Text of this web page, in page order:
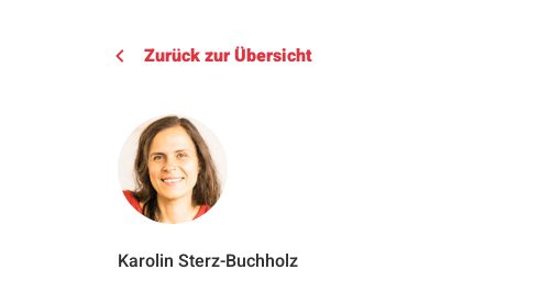
Zurück zur Übersicht
Karolin Sterz-Buchholz